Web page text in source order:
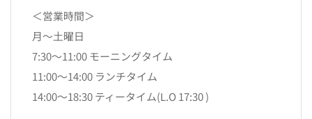
＜営業時間＞
月〜土曜日
7:30〜11:00 モーニングタイム
11:00〜14:00 ランチタイム
14:00〜18:30 ティータイム(L.O 17:30 )